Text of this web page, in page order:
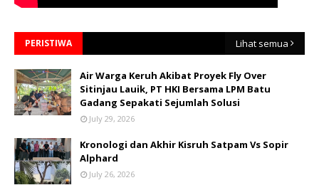
PERISTIWA Lihat semua
Air Warga Keruh Akibat Proyek Fly Over
Sitinjau Lauik, PT HKI Bersama LPM Batu
Gadang Sepakati Sejumlah Solusi
July 29, 2026
Kronologi dan Akhir Kisruh Satpam Vs Sopir
Alphard
July 26, 2026